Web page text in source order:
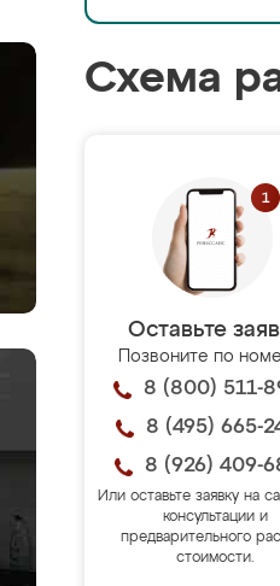
Схема
Оставьте
Позвоните по
8 (800) 511-
8 (495) 665-
8 (926) 409-
Или оставьте заявку на
консультации и
предварительного
стоимости.